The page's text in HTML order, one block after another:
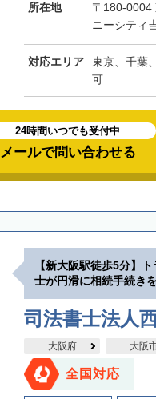
所在地
〒180-
ニーシティ
対応エリア
東京、千葉
可
24時間いつでも受付中
メールで問い合わせる
【新大阪駅徒歩5分】
士が円滑に相続手続き
司法書士法人
大阪府 大阪
全国対応